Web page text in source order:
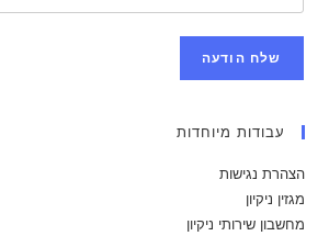
שלח הודעה
עבודות מיוחדות
הצהרת נגישות
מגזין ניקיון
מחשבון שירותי ניקיון